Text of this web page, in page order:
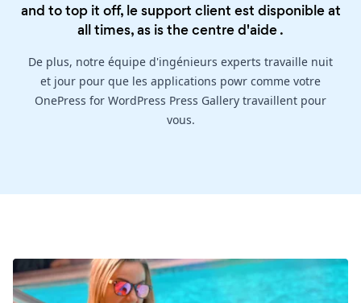
and to top it off, le support client est disponible at
all times, as is thecentre d'aide.
De plus, notre équipe d'ingénieurs experts travaille nuit
et jour pour que les applications powr comme votre
OnePress for WordPress Press Gallery travaillent pour
vous.